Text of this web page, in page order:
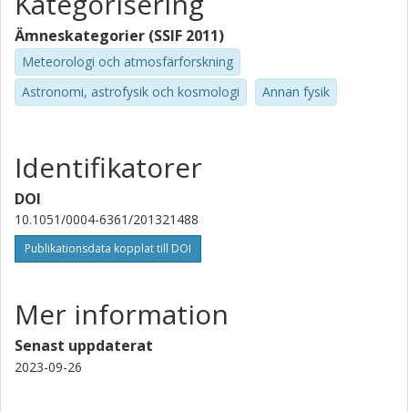
Ämneskategorier (SSIF 2011)
Meteorologi och atmosfärforskning
Astronomi, astrofysik och kosmologi
Annan fysik
Identifikatorer
DOI
10.1051/0004-6361/201321488
Publikationsdata kopplat till DOI
Mer information
Senast uppdaterat
2023-09-26